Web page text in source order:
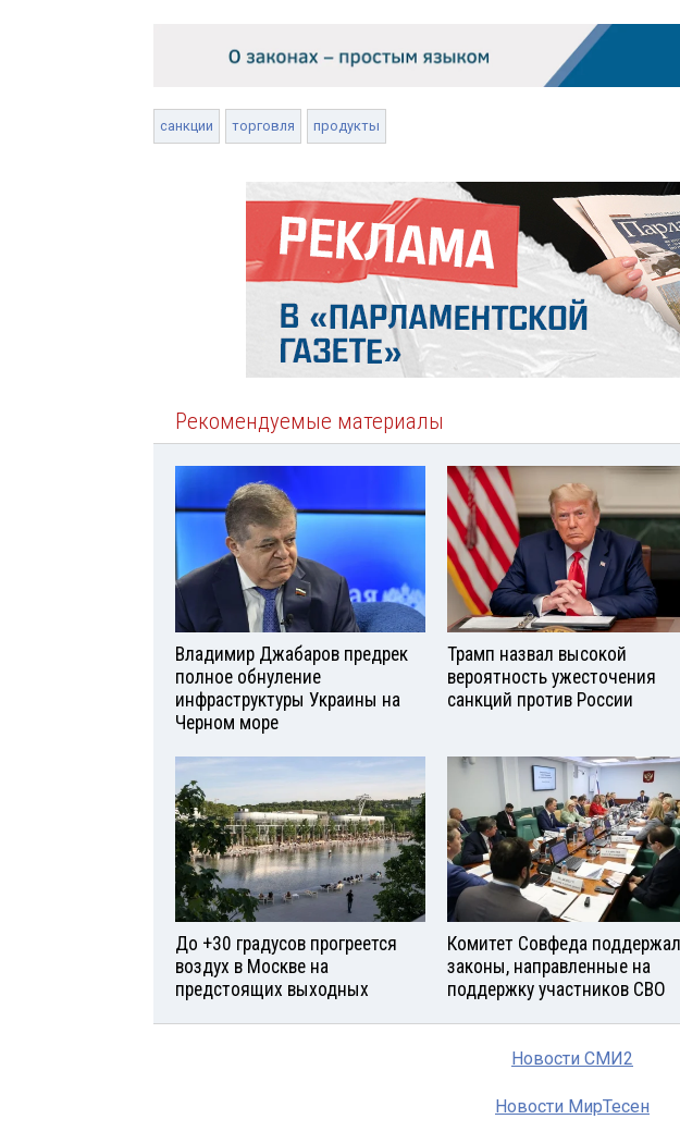
санкции торговля продукты
Рекомендуемые материалы
Владимир Джабаров предрек
полное обнуление
инфраструктуры Украины на
Черном море
Трамп назвал высокой
вероятность ужесточения
санкций против России
До +30 градусов прогреется
воздух в Москве на
предстоящих выходных
Комитет Совфеда поддержал
законы, направленные на
поддержку участников СВО
Новости СМИ2
Новости МирТесен